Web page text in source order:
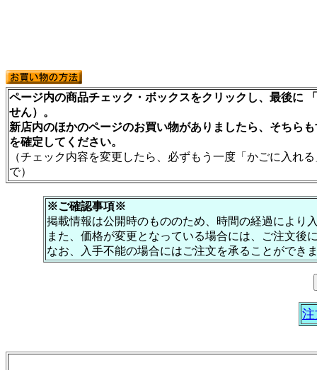
ページ内の商品チェック・ボックスをクリックし、最後に
せん）。
新店内のほかのページのお買い物がありましたら、そちら
を確定してください。
（チェック内容を変更したら、必ずもう一度「かごに入れ
で）
※ご確認事項※
掲載情報は公開時のもののため、時間の経過により
また、価格が変更となっている場合には、ご注文後
なお、入手不能の場合にはご注文を承ることができ